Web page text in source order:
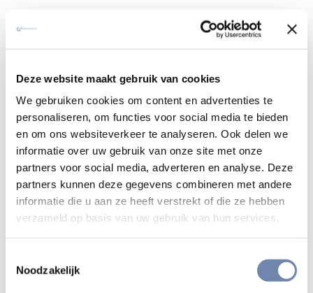
Deze website maakt gebruik van cookies
We gebruiken cookies om content en advertenties te
personaliseren, om functies voor social media te bieden
en om ons websiteverkeer te analyseren. Ook delen we
informatie over uw gebruik van onze site met onze
partners voor social media, adverteren en analyse. Deze
partners kunnen deze gegevens combineren met andere
informatie die u aan ze heeft verstrekt of die ze hebben
verzameld op basis van uw gebruik van hun services.
Noodzakelijk
dagboekfragmenten van Egied Van Broeckhoven
doorgestoten wordt naar de “mystieke diepte van
mens is geworden biedt de liefde nieuwe perspectieven”
(blz. 35). Vervolgens wordt nagedacht over de vraag hoe
vriendschappen zowel binnen als buiten de Sociëteit “goed
geordend” kunnen zijn, hoe ze een hulp kunnen zijn bij het
zoeken naar Gods wil, hoe een welbegrepen vriendschap
de eigenlijke grond vormt van de Sociëteit, veeleer dan een
hiërarchie enz. Ordening heeft iedere gelovige nodig. De
heel concrete bezorgdheid voor een naar waarheid
dat God hen liefheeft. We hebben, soms pijnlijk, ontdekt
dat dit nieuw is voor veel christenen, misschien in het